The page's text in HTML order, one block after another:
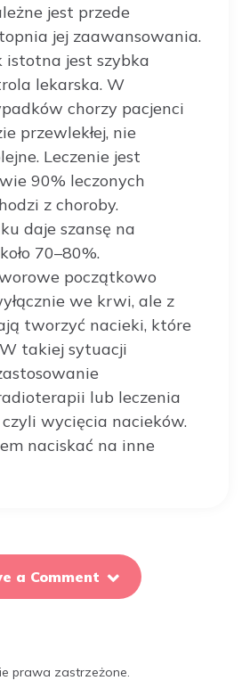
jest przede
jej zaawansowania.
jest szybka
lekarska. W
chorzy pacjenci
przewlekłej, nie
Leczenie jest
90% leczonych
z choroby.
daje szansę na
70–80%.
początkowo
we krwi, ale z
tworzyć nacieki, które
takiej sytuacji
lub leczenia
wycięcia nacieków.
naciskać na inne
a Comment
prawa zastrzeżone.